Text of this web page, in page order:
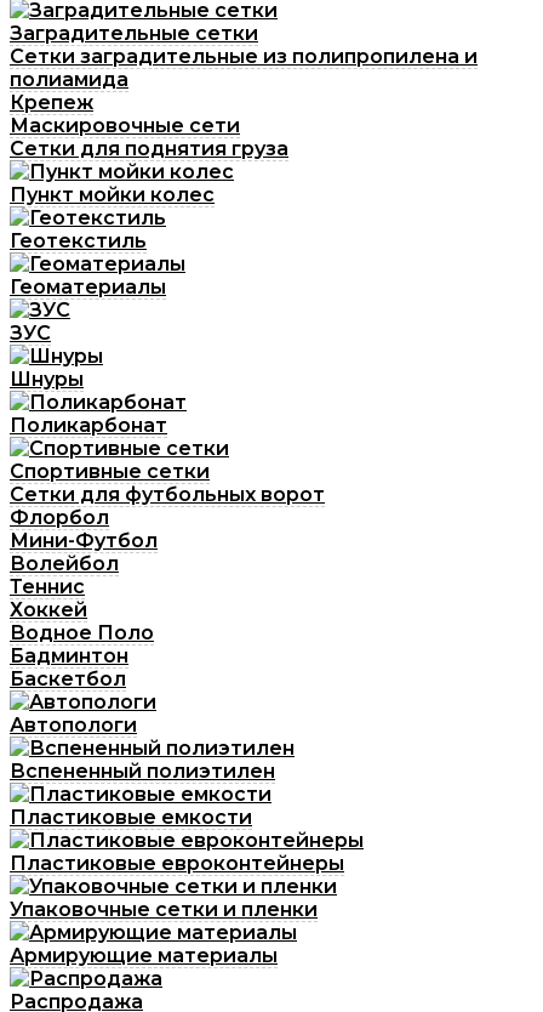
Заградительные сетки
Сетки заградительные из полипропилена и
полиамида
Крепеж
Маскировочные сети
Сетки для поднятия груза
Пункт мойки колес
Геотекстиль
Геоматериалы
ЗУС
Шнуры
Поликарбонат
Спортивные сетки
Сетки для футбольных ворот
Флорбол
Мини-Футбол
Волейбол
Теннис
Хоккей
Водное Поло
Бадминтон
Баскетбол
Автопологи
Вспененный полиэтилен
Пластиковые емкости
Пластиковые евроконтейнеры
Упаковочные сетки и пленки
Армирующие материалы
Распродажа